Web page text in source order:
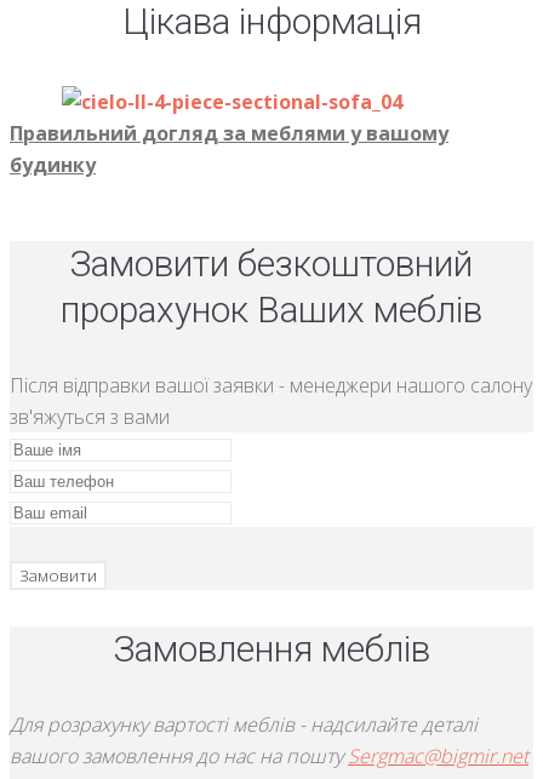
Цікава інформація
Правильний догляд за меблями у вашому
будинку
Замовити безкоштовний
прорахунок Ваших меблів
Після відправки вашої заявки - менеджери нашого салону
зв'яжуться з вами
Замовити
Замовлення меблів
Для розрахунку вартості меблів - надсилайте деталі
вашого замовлення до нас на поштуSergmac@bigmir.net